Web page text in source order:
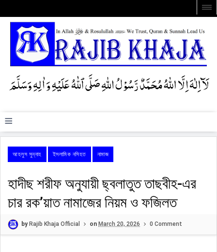
≡
আহলুস সুন্নাহ ইসলামিক নসিহত নামাজ
হাদীছ শরীফ অনুযায়ী ছ্বলাতুত তাছবীহ-এর
চার রক’য়াত নামাজের নিয়ম ও ফজিলত
byRajib Khaja Official on March 20, 2026 0 Comment